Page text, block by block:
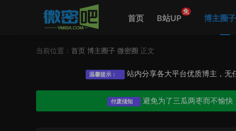
首页 B站UP
免
博主圈子
当前位置： 首页 博主圈子 微密圈 正文
温馨提示： 站内分享各大平台优质博主，无
付废须知 避免为了三瓜两枣而不愉快